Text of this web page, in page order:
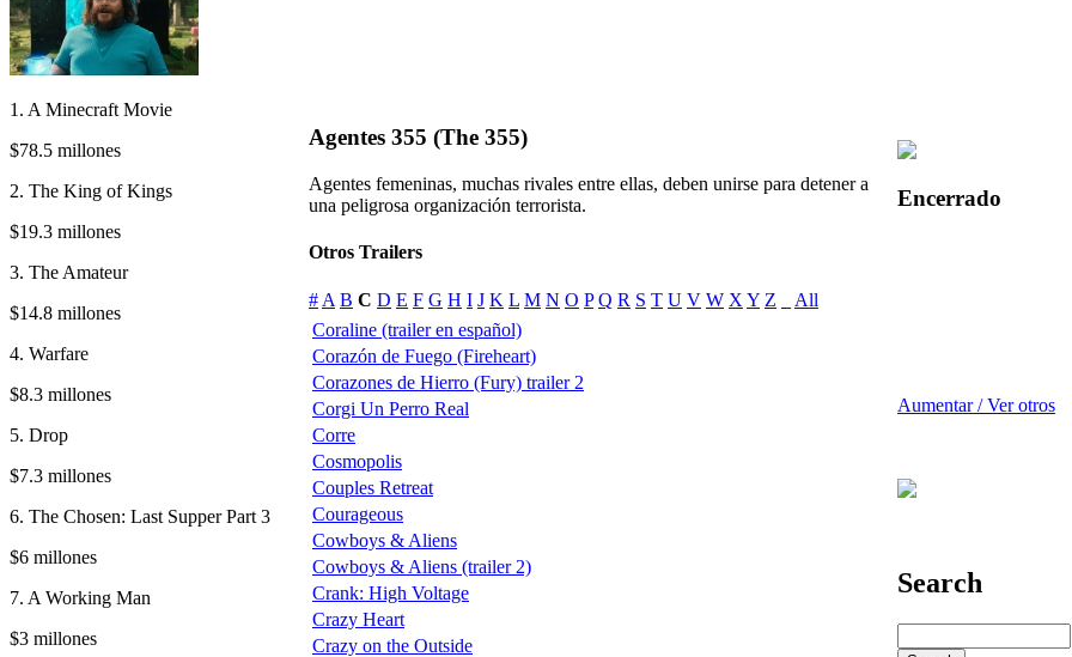
1. A Minecraft Movie
$78.5 millones
2. The King of Kings
$19.3 millones
3. The Amateur
$14.8 millones
4. Warfare
$8.3 millones
5. Drop
$7.3 millones
6. The Chosen: Last Supper Part 3
$6 millones
7. A Working Man
$3 millones
Agentes 355 (The 355)
Agentes femeninas, muchas rivales entre ellas, deben unirse para detener a
una peligrosa organización terrorista.
Otros Trailers
# A B C D E F G H I J K L M N O P Q R S T U V W X Y Z
All
Coraline (trailer en español)
Corazón de Fuego (Fireheart)
Corazones de Hierro (Fury) trailer 2
Corgi Un Perro Real
Corre
Cosmopolis
Couples Retreat
Courageous
Cowboys & Aliens
Cowboys & Aliens (trailer 2)
Crank: High Voltage
Crazy Heart
Crazy on the Outside
Encerrado
Aumentar / Ver otros
Search